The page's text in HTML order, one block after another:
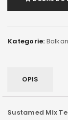
Kategorie:
OPIS
Sustamed Mix